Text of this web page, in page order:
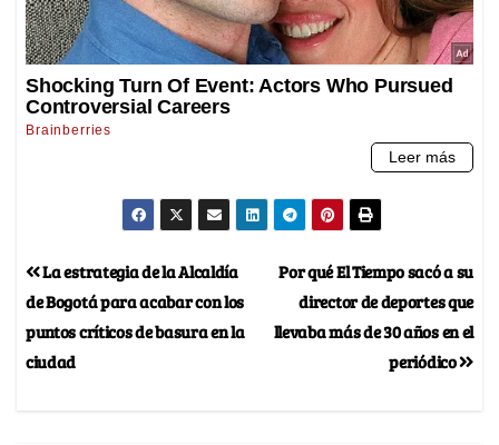
Por qué El Tiempo sacó a su
director de deportes que
llevaba más de 30 años en el
periódico
La estrategia de la Alcaldía
de Bogotá para acabar con los
puntos críticos de basura en la
ciudad